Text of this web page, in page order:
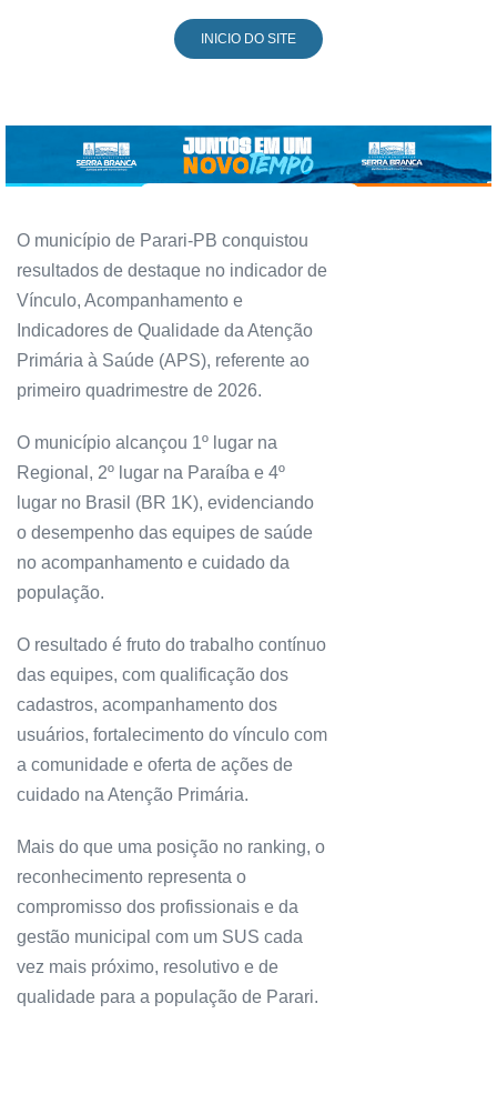
INICIO DO SITE
O município de Parari-PB conquistou
resultados de destaque no indicador de
Vínculo, Acompanhamento e
Indicadores de Qualidade da Atenção
Primária à Saúde (APS), referente ao
primeiro quadrimestre de 2026.
O município alcançou 1º lugar na
Regional, 2º lugar na Paraíba e 4º
lugar no Brasil (BR 1K), evidenciando
o desempenho das equipes de saúde
no acompanhamento e cuidado da
população.
O resultado é fruto do trabalho contínuo
das equipes, com qualificação dos
cadastros, acompanhamento dos
usuários, fortalecimento do vínculo com
a comunidade e oferta de ações de
cuidado na Atenção Primária.
Mais do que uma posição no ranking, o
reconhecimento representa o
compromisso dos profissionais e da
gestão municipal com um SUS cada
vez mais próximo, resolutivo e de
qualidade para a população de Parari.